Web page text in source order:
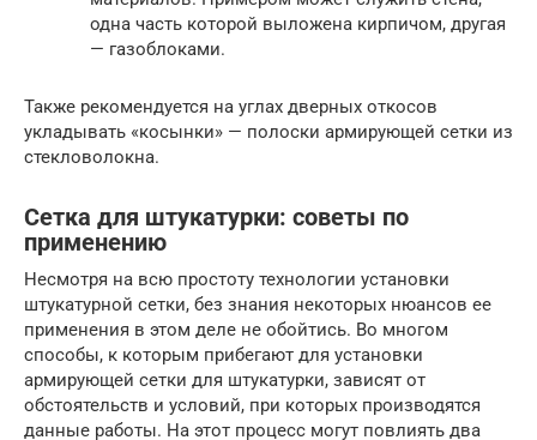
одна часть которой выложена кирпичом, другая
— газоблоками.
Также рекомендуется на углах дверных откосов
укладывать «косынки» — полоски армирующей сетки из
стекловолокна.
Сетка для штукатурки: советы по
применению
Несмотря на всю простоту технологии установки
штукатурной сетки, без знания некоторых нюансов ее
применения в этом деле не обойтись. Во многом
способы, к которым прибегают для установки
армирующей сетки для штукатурки, зависят от
обстоятельств и условий, при которых производятся
данные работы. На этот процесс могут повлиять два